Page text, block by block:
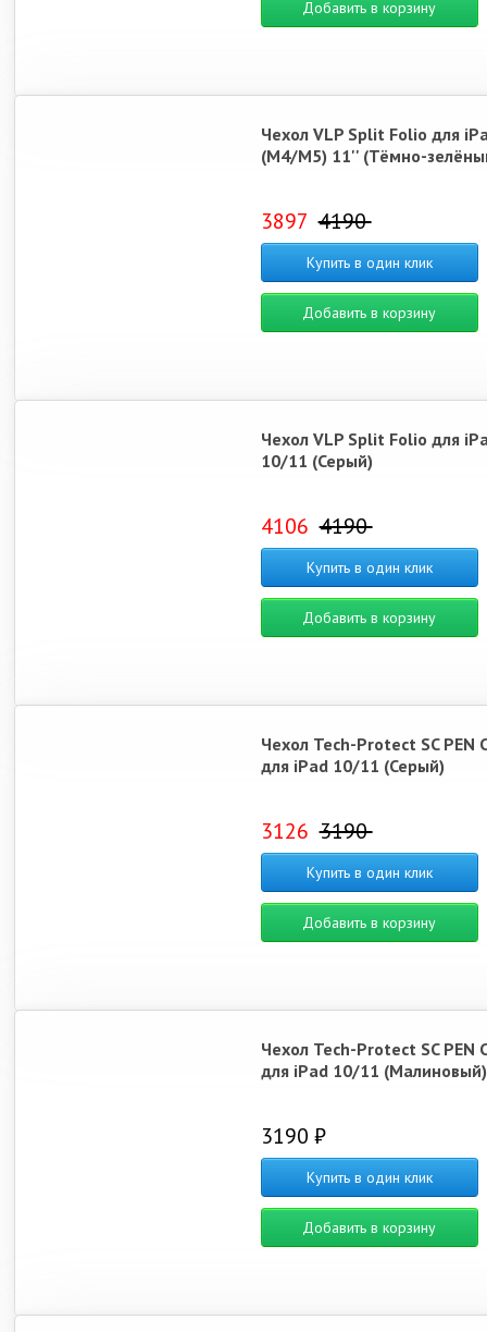
Добавить в корзину
Чехол VLP Split Folio для
(M4/M5) 11'' (Тёмно-
3897 4190
Купить в один клик
Добавить в корзину
Чехол VLP Split Folio для
10/11 (Серый)
4106 4190
Купить в один клик
Добавить в корзину
Чехол Tech-Protect SC PEN
для iPad 10/11 (Серый)
3126 3190
Купить в один клик
Добавить в корзину
Чехол Tech-Protect SC PEN
для iPad 10/11 (Малиновый)
3190 ₽
Купить в один клик
Добавить в корзину